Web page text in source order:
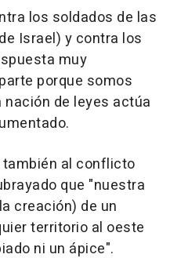
los soldados de las
Israel) y contra los
muy
porque somos
de leyes actúa
al conflicto
que "nuestra
creación) de un
territorio al oeste
ni un ápice".